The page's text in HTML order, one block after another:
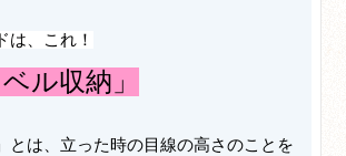
は、これ！
ル収納」
とは、立った時の目線の高さのことを